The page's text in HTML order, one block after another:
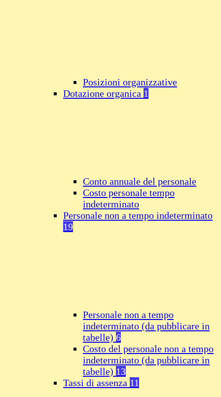
Posizioni organizzative
Dotazione organica 1
Conto annuale del personale
Costo personale tempo
indeterminato
Personale non a tempo indeterminato
19
Personale non a tempo
indeterminato (da pubblicare in
tabelle) 6
Costo del personale non a tempo
indeterminato (da pubblicare in
tabelle) 13
Tassi di assenza 11